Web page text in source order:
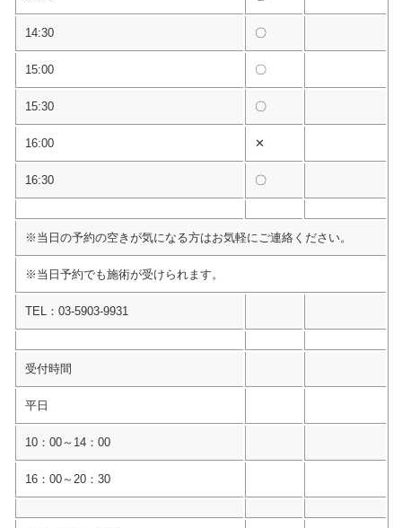
14:30 〇
15:00 〇
15:30 〇
16:00 ✕
16:30 〇
※当日の予約の空きが気になる方はお気軽にご連絡ください。
※当日予約でも施術が受けられます。
TEL：03-5903-9931
受付時間
平日
10：00～14：00
16：00～20：30